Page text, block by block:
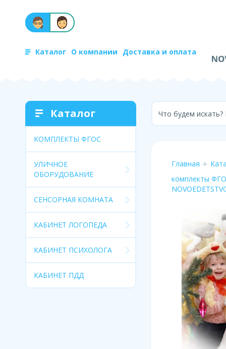
Каталог О компании Доставка и оплата
Каталог
КОМПЛЕКТЫ ФГОС
УЛИЧНОЕ
ОБОРУДОВАНИЕ
СЕНСОРНАЯ КОМНАТА
КАБИНЕТ ЛОГОПЕДА
КАБИНЕТ ПСИХОЛОГА
КАБИНЕТ ПДД
Что будем
Главная
комплекты